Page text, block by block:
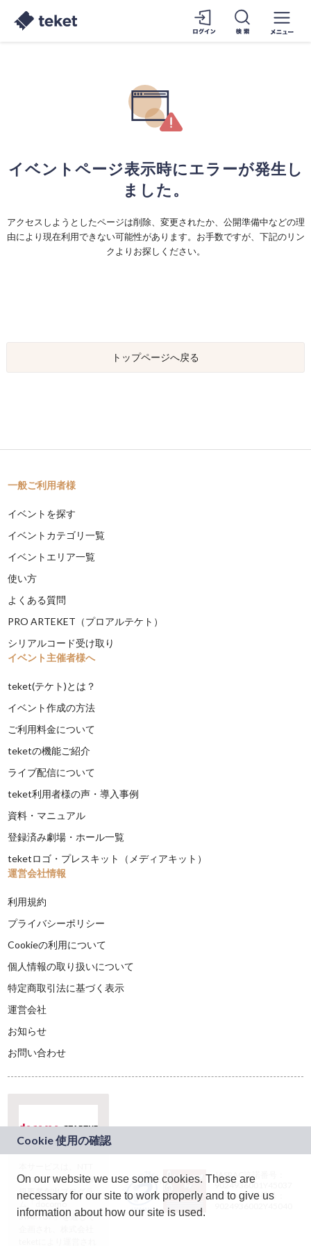
イベントページ表示時にエラーが発生し
ました。
アクセスしようとしたページは削除、変更されたか、公開準備中などの理
由により現在利用できない可能性があります。お手数ですが、下記のリン
クよりお探しください。
トップページへ戻る
一般ご利用者様
イベントを探す
イベントカテゴリ一覧
イベントエリア一覧
使い方
よくある質問
PRO ARTEKET（プロアルテケト）
シリアルコード受け取り
イベント主催者様へ
teket(テケト)とは？
イベント作成の方法
ご利用料金について
teketの機能ご紹介
ライブ配信について
teket利用者様の声・導入事例
資料・マニュアル
登録済み劇場・ホール一覧
teketロゴ・プレスキット（メディアキット）
運営会社情報
利用規約
プライバシーポリシー
Cookieの利用について
個人情報の取り扱いについて
特定商取引法に基づく表示
運営会社
お知らせ
お問い合わせ
ドコモグループの新
規事業創出プログラ
ム「docomo
STARTUP」を通じて
JASRAC許諾番号：
9024936001Y45037
JASRAC許諾番号：
On our website we use some cookies. These are
necessary for our site to work properly and to give us
information about how our site is used.